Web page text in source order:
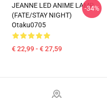
JEANNE LED ANIME LAMP
(FATE/STAY NIGHT)
Otaku0705
€ 22,99 - € 27,59
-34%